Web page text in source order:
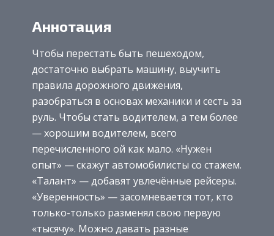
Аннотация
Чтобы перестать быть пешеходом,
достаточно выбрать машину, выучить
правила дорожного движения,
разобраться в основах механики и сесть за
руль. Чтобы стать водителем, а тем более
— хорошим водителем, всего
перечисленного ой как мало. «Нужен
опыт» — скажут автомобилисты со стажем.
«Талант» — добавят увлечённые рейсеры.
«Уверенность» — засомневается тот, кто
только-только разменял свою первую
«тысячу». Можно давать разные